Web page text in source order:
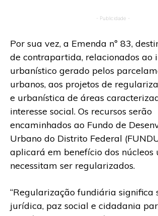
- Publicidade -
Por sua vez, a Emenda nº 83,
de contrapartida, relacionados ao
urbanístico gerado pelos
urbanos, aos projetos de
e urbanística de áreas
interesse social. Os recursos serão
encaminhados ao Fundo de
Urbano do Distrito Federal
aplicará em benefício dos núcleos
necessitam ser regularizados.
“Regularização fundiária significa
jurídica, paz social e cidadania